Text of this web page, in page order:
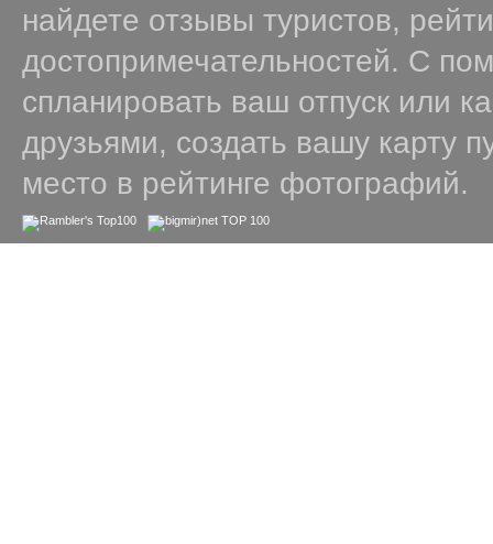
найдете отзывы туристов,
достопримечательностей. С
спланировать ваш отпуск или
друзьями, создать вашу карту
место в рейтинге фотографий.